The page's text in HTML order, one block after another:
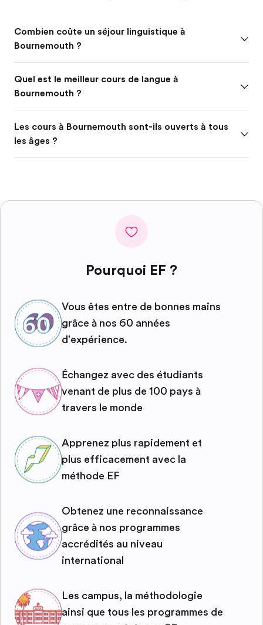
Combien coûte un séjour linguistique à
Bournemouth ?
Quel est le meilleur cours de langue à
Bournemouth ?
Les cours à Bournemouth sont-ils ouverts à tous
les âges ?
Pourquoi EF ?
Vous êtes entre de bonnes mains
grâce à nos 60 années
d'expérience.
Échangez avec des étudiants
venant de plus de 100 pays à
travers le monde
Apprenez plus rapidement et
plus efficacement avec la
méthode EF
Obtenez une reconnaissance
grâce à nos programmes
accrédités au niveau
international
Les campus, la méthodologie
ainsi que tous les programmes de